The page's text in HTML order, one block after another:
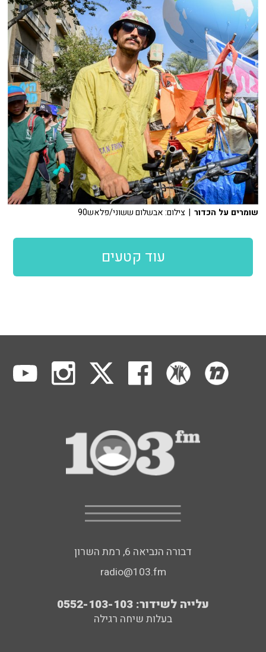
שומרים על הכדור | צילום: אבשלום ששוני/פלאש90
עוד קטעים
דבורה הנביאה 6, רמת השרון
radio@103.fm
עלייה לשידור: 0552-103-103
בעלות שיחה רגילה